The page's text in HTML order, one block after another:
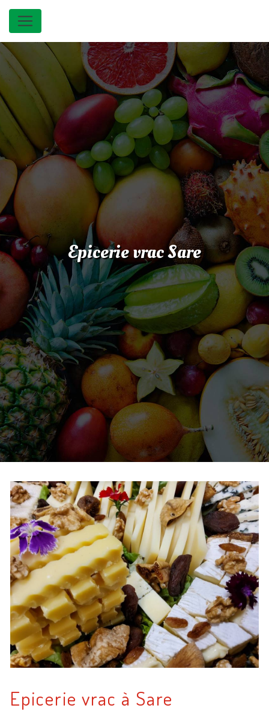
Epicerie vrac Sare
Epicerie vrac à Sare
Panneau de gestion des cookies